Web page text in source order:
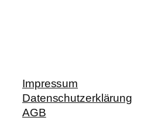
Impressum
Datenschutzerklärung
AGB